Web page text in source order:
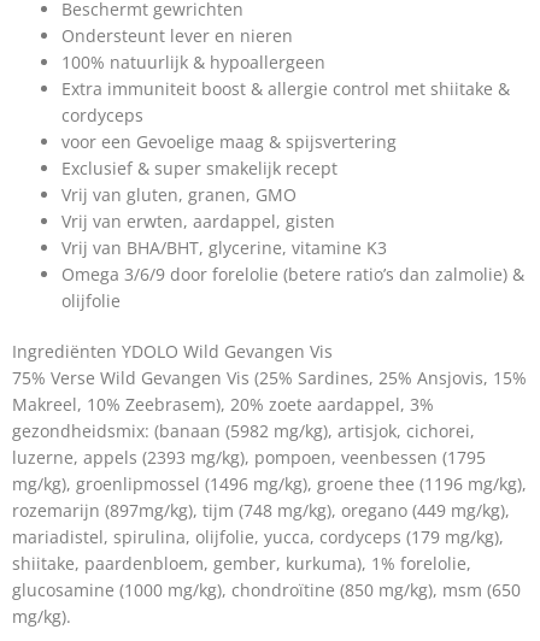
Beschermt gewrichten
Ondersteunt lever en nieren
100% natuurlijk & hypoallergeen
Extra immuniteit boost & allergie control met shiitake &
cordyceps
voor een Gevoelige maag & spijsvertering
Exclusief & super smakelijk recept
Vrij van gluten, granen, GMO
Vrij van erwten, aardappel, gisten
Vrij van BHA/BHT, glycerine, vitamine K3
Omega 3/6/9 door forelolie (betere ratio’s dan zalmolie) &
olijfolie
Ingrediënten YDOLO Wild Gevangen Vis
75% Verse Wild Gevangen Vis (25% Sardines, 25% Ansjovis, 15%
Makreel, 10% Zeebrasem), 20% zoete aardappel, 3%
gezondheidsmix: (banaan (5982 mg/kg), artisjok, cichorei,
luzerne, appels (2393 mg/kg), pompoen, veenbessen (1795
mg/kg), groenlipmossel (1496 mg/kg), groene thee (1196 mg/kg),
rozemarijn (897mg/kg), tijm (748 mg/kg), oregano (449 mg/kg),
mariadistel, spirulina, olijfolie, yucca, cordyceps (179 mg/kg),
shiitake, paardenbloem, gember, kurkuma), 1% forelolie,
glucosamine (1000 mg/kg), chondroïtine (850 mg/kg), msm (650
mg/kg).